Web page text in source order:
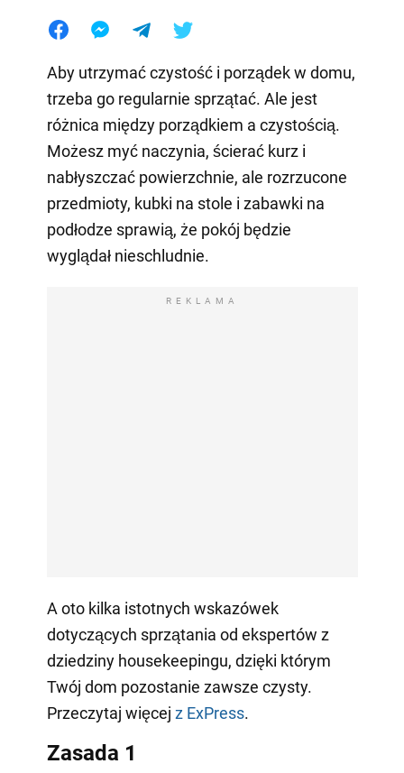
Aby utrzymać czystość i porządek w domu,
trzeba go regularnie sprzątać. Ale jest
różnica między porządkiem a czystością.
Możesz myć naczynia, ścierać kurz i
nabłyszczać powierzchnie, ale rozrzucone
przedmioty, kubki na stole i zabawki na
podłodze sprawią, że pokój będzie
wyglądał nieschludnie.
REKLAMA
A oto kilka istotnych wskazówek
dotyczących sprzątania od ekspertów z
dziedziny housekeepingu, dzięki którym
Twój dom pozostanie zawsze czysty.
Przeczytaj więcej z ExPress.
Zasada 1